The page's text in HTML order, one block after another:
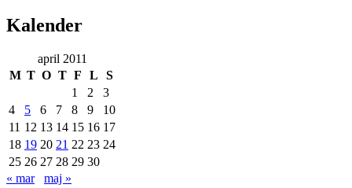
Kalender
april 2011
M T O T F L
S
1
2
3
4
5 6 7 8 9
10
11 12 13 14 15 16 17
18 19 20 21 22 23 24
25 26 27 28 29 30
« mar
maj »